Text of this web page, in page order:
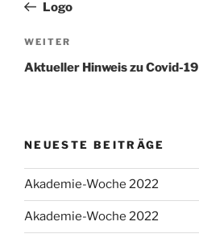
Logo
Nächster
Beitrag
WEITER
Aktueller Hinweis zu Covid-19
NEUESTE BEITRÄGE
Akademie-Woche 2022
Akademie-Woche 2022